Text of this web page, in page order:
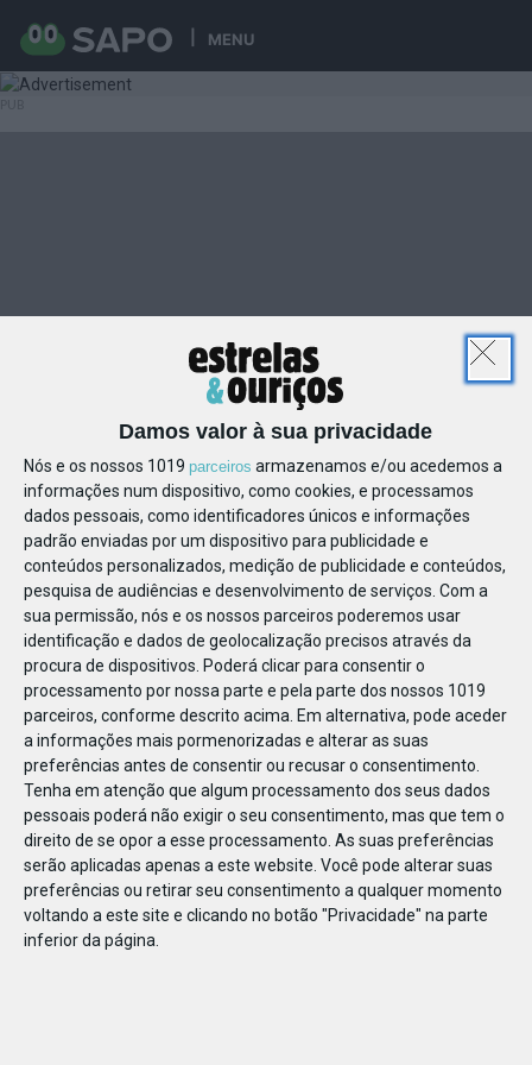
MENU
Damos valor à sua privacidade
Nós e os nossos 1019 parceiros armazenamos e/ou acedemos a
informações num dispositivo, como cookies, e processamos
dados pessoais, como identificadores únicos e informações
padrão enviadas por um dispositivo para publicidade e
conteúdos personalizados, medição de publicidade e conteúdos,
pesquisa de audiências e desenvolvimento de serviços. Com a
sua permissão, nós e os nossos parceiros poderemos usar
identificação e dados de geolocalização precisos através da
procura de dispositivos. Poderá clicar para consentir o
processamento por nossa parte e pela parte dos nossos 1019
parceiros, conforme descrito acima. Em alternativa, pode aceder
a informações mais pormenorizadas e alterar as suas
preferências antes de consentir ou recusar o consentimento.
Tenha em atenção que algum processamento dos seus dados
pessoais poderá não exigir o seu consentimento, mas que tem o
direito de se opor a esse processamento. As suas preferências
serão aplicadas apenas a este website. Você pode alterar suas
preferências ou retirar seu consentimento a qualquer momento
voltando a este site e clicando no botão "Privacidade" na parte
inferior da página.
23696510525970